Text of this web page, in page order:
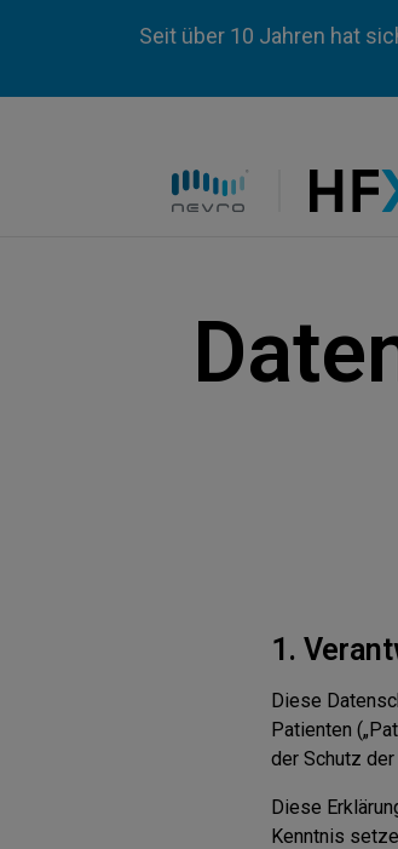
Seit über 10 Jahren hat
1.
Diese
Patienten
der Schutz der
Diese
Kenntnis